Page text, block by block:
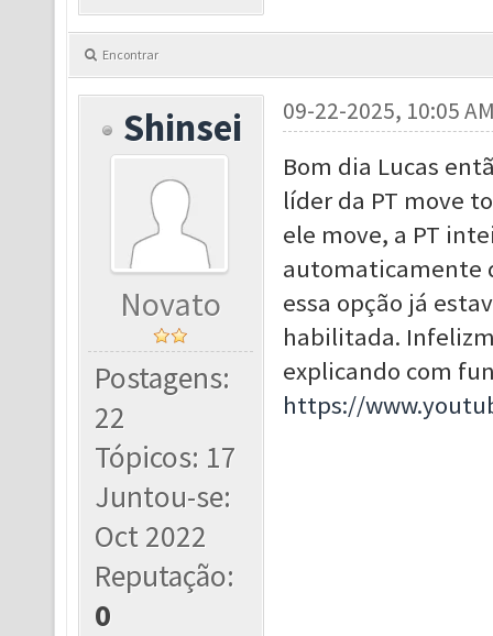
Encontrar
Shinsei
Novato
Postagens:
22
Tópicos: 17
Juntou-se:
Oct 2022
Reputação:
0
09-22-2025, 10:05
Bom dia Lucas
líder da PT move
ele move, a PT
automaticamente
essa opção já
habilitada.
explicando com
https://